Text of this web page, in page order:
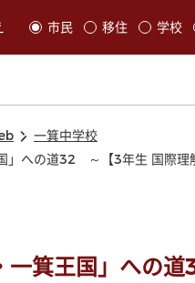
の切替が発生します
市民 移住 学校
一箕中学校
」への道32 ～【3年生 国際理
一箕王国」への